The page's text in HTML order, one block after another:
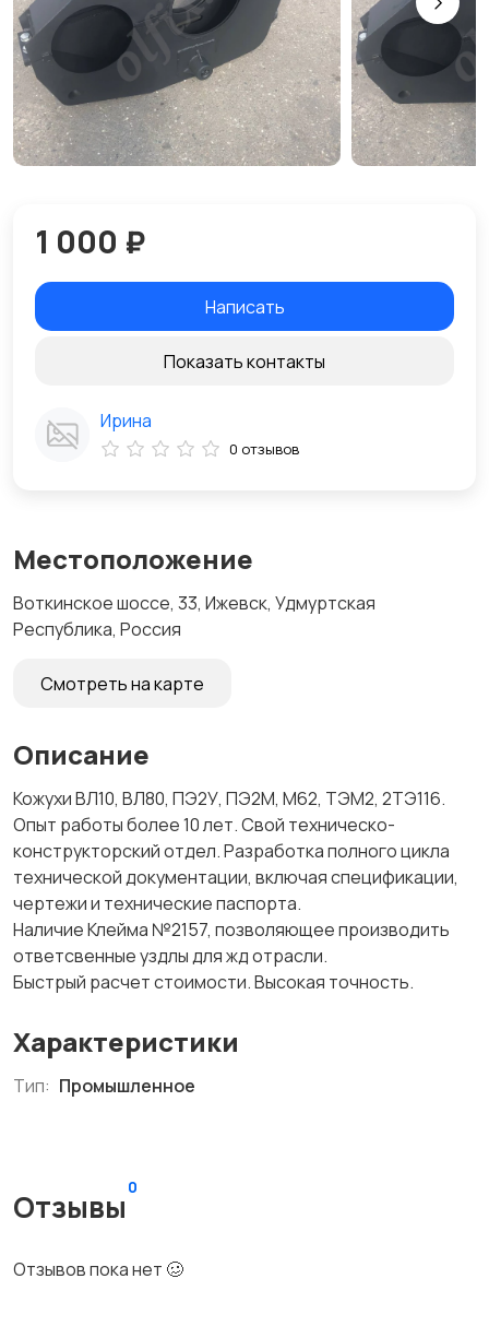
Местоположение
Воткинское шоссе, 33, Ижевск, Удмуртская
Республика, Россия
Смотреть на карте
Описание
Кожухи ВЛ10, ВЛ80, ПЭ2У, ПЭ2М, М62, ТЭМ2, 2ТЭ116.
Опыт работы более 10 лет. Свой техническо-
конструкторский отдел. Разработка полного цикла
технической документации, включая спецификации,
чертежи и технические паспорта.
Наличие Клейма №2157, позволяющее производить
ответсвенные уздлы для жд отрасли.
Быстрый расчет стоимости. Высокая точность.
Характеристики
Тип: Промышленное
Отзывы
0
Отзывов пока нет 🥴
1 000 ₽
Написать
Показать контакты
Ирина
0 отзывов